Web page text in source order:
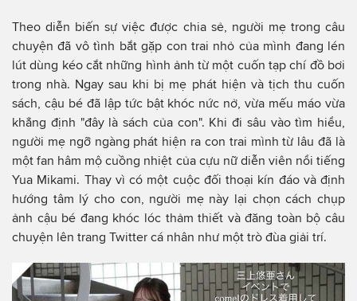
Theo diễn biến sự việc được chia sẻ, người mẹ trong câu
chuyện đã vô tình bắt gặp con trai nhỏ của mình đang lén
lút dùng kéo cắt những hình ảnh từ một cuốn tạp chí đồ bơi
trong nhà. Ngay sau khi bị mẹ phát hiện và tịch thu cuốn
sách, cậu bé đã lập tức bật khóc nức nở, vừa mếu máo vừa
khẳng định "đây là sách của con". Khi đi sâu vào tìm hiểu,
người mẹ ngỡ ngàng phát hiện ra con trai mình từ lâu đã là
một fan hâm mộ cuồng nhiệt của cựu nữ diễn viên nổi tiếng
Yua Mikami. Thay vì có một cuộc đối thoại kín đáo và định
hướng tâm lý cho con, người mẹ này lại chọn cách chụp
ảnh cậu bé đang khóc lóc thảm thiết và đăng toàn bộ câu
chuyện lên trang Twitter cá nhân như một trò đùa giải trí.